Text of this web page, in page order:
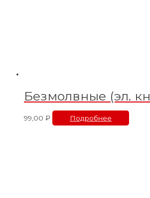
Безмолвные (эл.
99,00 ₽ Подробнее